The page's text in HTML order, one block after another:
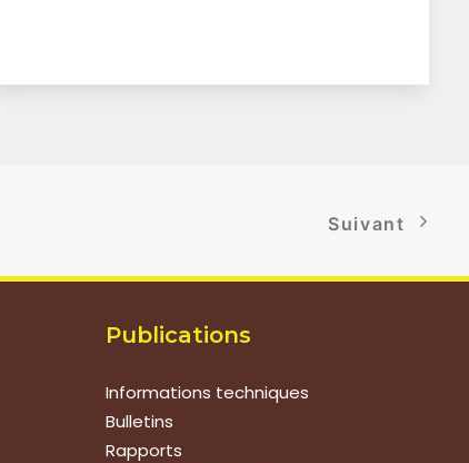
Suivant
Publications
Informations techniques
Bulletins
Rapports